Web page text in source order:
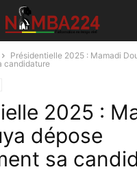
Présidentielle 2025 : Mamadi
candidature
2025 :
dépose
sa